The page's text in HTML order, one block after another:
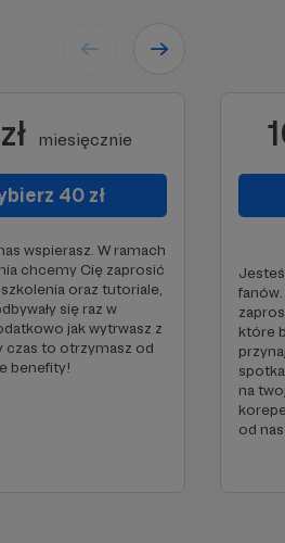
miesięcznie
40 zł
wspierasz. W ramach
chcemy Cię zaprosić
oraz tutoriale,
się raz w
jak wytrwasz z
czas to otrzymasz od
benefity!
które
na
od